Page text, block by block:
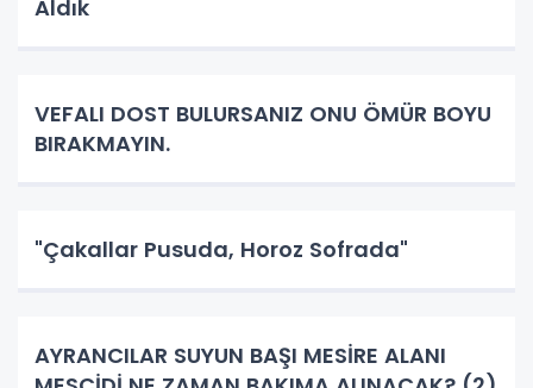
Aldık
VEFALI DOST BULURSANIZ ONU ÖMÜR BOYU
BIRAKMAYIN.
"Çakallar Pusuda, Horoz Sofrada"
AYRANCILAR SUYUN BAŞI MESİRE ALANI